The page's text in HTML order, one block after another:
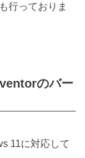
行っておりま
のバー
11に対応して